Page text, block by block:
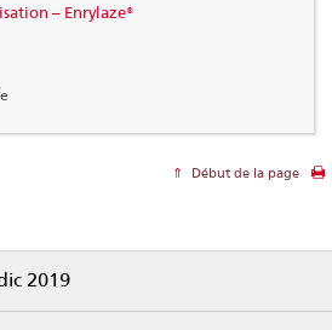
– Enrylaze®
Début de la page
2019